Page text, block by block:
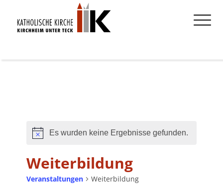
Hinweis
Es wurden keine Ergebnisse gefunden.
Weiterbildung
Veranstaltungen Weiterbildung